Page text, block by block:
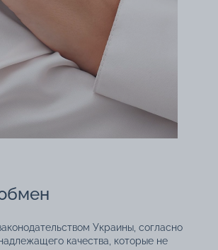
Украины, согласно
качества, которые не